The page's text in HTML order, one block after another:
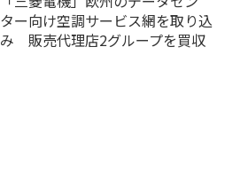
ター向け空調サービス網を取り込
み 販売代理店2グループを買収